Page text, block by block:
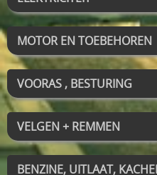
MOTOR EN TOEBEHOREN
VOORAS , BESTURING
VELGEN + REMMEN
BENZINE, UITLAAT,